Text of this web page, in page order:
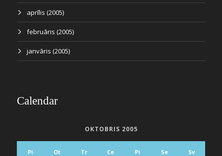
aprīlis (2005)
februāris (2005)
janvāris (2005)
Calendar
OKTOBRIS 2005
Pi Ot Tr Ce Pi Se Sv